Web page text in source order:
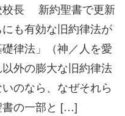
校長 新約聖書で更新
も有効な旧約律法が
礎律法」（神／人を愛
外の膨大な旧約律法
のなら、なぜそれら
書の一部と […]